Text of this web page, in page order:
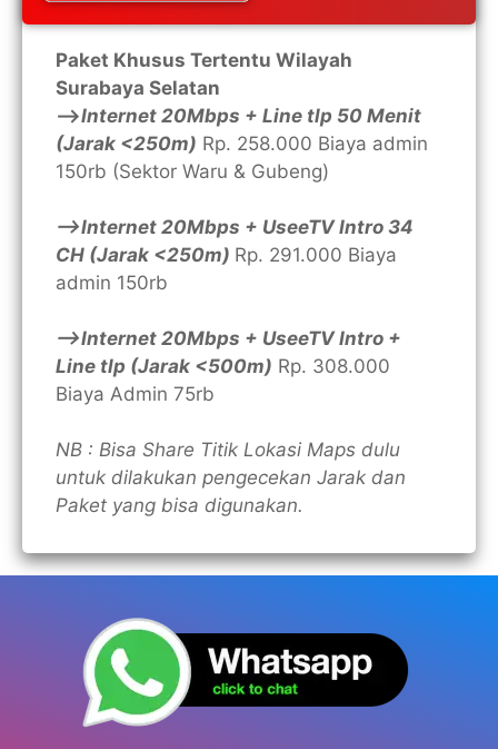
Paket Khusus Tertentu Wilayah
Surabaya Selatan
—>Internet 20Mbps + Line tlp 50 Menit
(Jarak <250m) Rp. 258.000 Biaya admin
150rb (Sektor Waru & Gubeng)
—>Internet 20Mbps + UseeTV Intro 34
CH (Jarak <250m) Rp. 291.000 Biaya
admin 150rb
—>Internet 20Mbps + UseeTV Intro +
Line tlp (Jarak <500m) Rp. 308.000
Biaya Admin 75rb
NB : Bisa Share Titik Lokasi Maps dulu
untuk dilakukan pengecekan Jarak dan
Paket yang bisa digunakan.